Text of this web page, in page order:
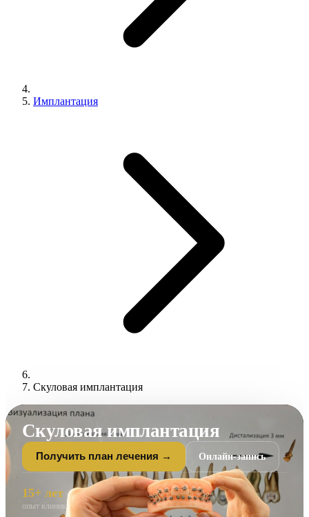
Имплантация
Скуловая имплантация
Скуловая имплантация
Получить план лечения → Онлайн-запись
15+ лет
опыт клиники